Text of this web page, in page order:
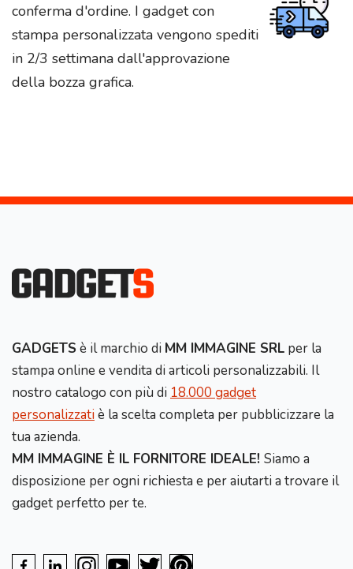
conferma d'ordine. I gadget con
stampa personalizzata vengono spediti
in 2/3 settimana dall'approvazione
della bozza grafica.
GADGETS è il marchio di MM IMMAGINE SRL per la
stampa online e vendita di articoli personalizzabili. Il
nostro catalogo con più di 18.000 gadget
personalizzatiè la scelta completa per pubblicizzare la
tua azienda.
MM IMMAGINE È IL FORNITORE IDEALE! Siamo a
disposizione per ogni richiesta e per aiutarti a trovare il
gadget perfetto per te.